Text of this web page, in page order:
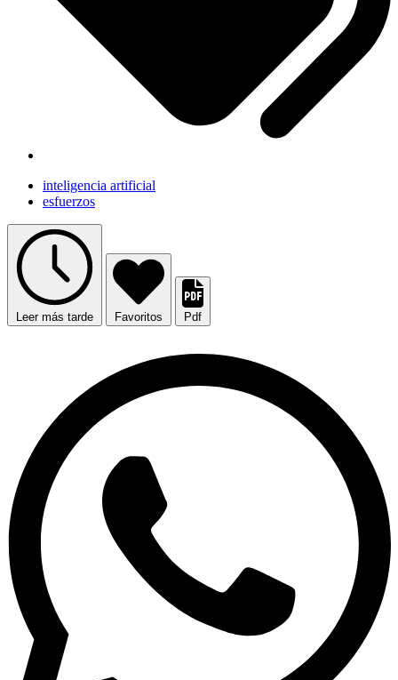
inteligencia artificial
esfuerzos
Leer más tarde Favoritos Pdf